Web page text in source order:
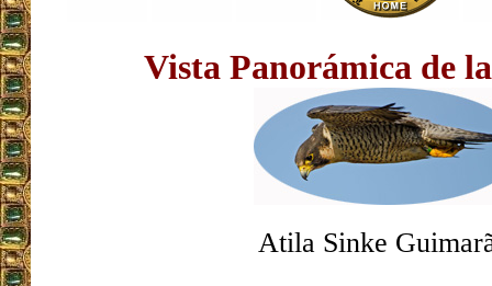
Vista Panorámica de
Atila Sinke